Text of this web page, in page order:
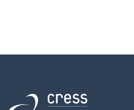
Retour à l'accueil